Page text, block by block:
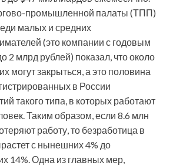
промышленной палаты (ТПП)
малых и средних
(это компании с годовым
2 млрд рублей) показал, что около
могут закрыться, а это половина
в России
такого типа, в которых работают
Таким образом, если 8.6 млн
работу, то безработица в
с нынешних 4% до
14%. Одна из главных мер,